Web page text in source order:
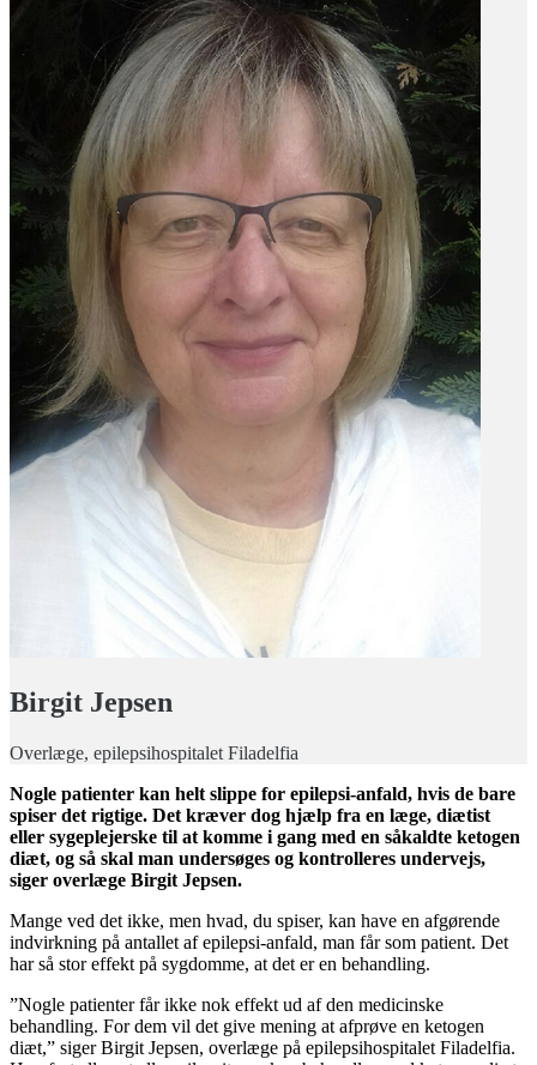
Birgit Jepsen
Overlæge, epilepsihospitalet Filadelfia
Nogle patienter kan helt slippe for epilepsi-anfald, hvis de bare
spiser det rigtige. Det kræver dog hjælp fra en læge, diætist
eller sygeplejerske til at komme i gang med en såkaldte ketogen
diæt, og så skal man undersøges og kontrolleres undervejs,
siger overlæge Birgit Jepsen.
Mange ved det ikke, men hvad, du spiser, kan have en afgørende
indvirkning på antallet af epilepsi-anfald, man får som patient. Det
har så stor effekt på sygdomme, at det er en behandling.
”Nogle patienter får ikke nok effekt ud af den medicinske
behandling. For dem vil det give mening at afprøve en ketogen
diæt,” siger Birgit Jepsen, overlæge på epilepsihospitalet Filadelfia.